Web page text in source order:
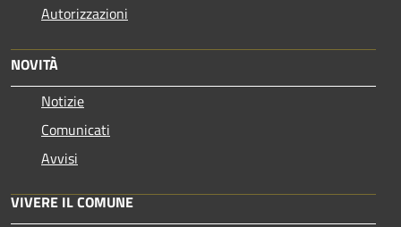
Autorizzazioni
NOVITÀ
Notizie
Comunicati
Avvisi
VIVERE IL COMUNE